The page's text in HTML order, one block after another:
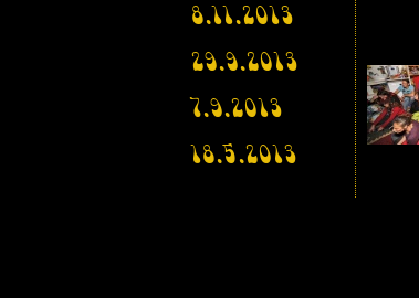
8.11.2013
29.9.2013
7.9.2013
18.5.2013